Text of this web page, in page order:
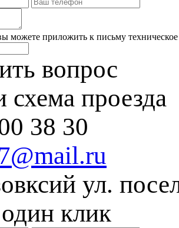
можете приложить к письму
вопрос
схема проезда
38 30
ул.
клик